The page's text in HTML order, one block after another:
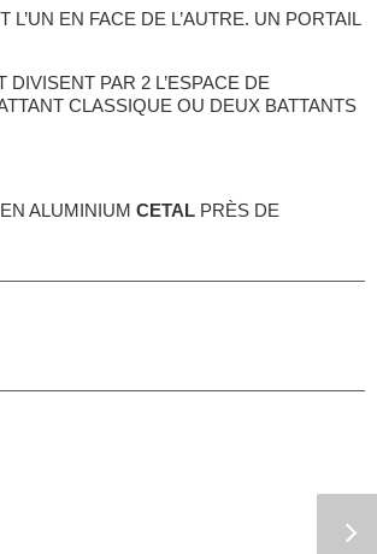
L’UN EN FACE DE L’AUTRE. UN PORTAIL
PAR 2 L’ESPACE DE
CLASSIQUE OU DEUX BATTANTS
ALUMINIUM CETAL PRÈS DE